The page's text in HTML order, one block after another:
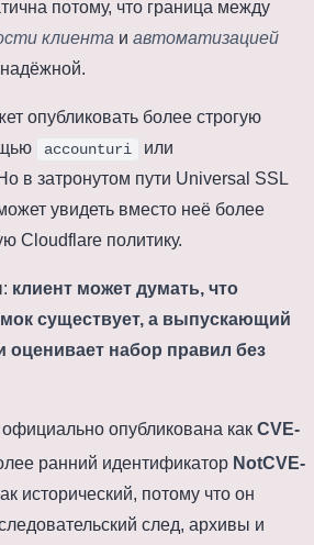
потому, что граница между
клиента и автоматизацией
опубликовать более строгую
accounturi или
в затронутом пути Universal SSL
увидеть вместо неё более
Cloudflare политику.
клиент может думать, что
существует, а выпускающий
оценивает набор правил без
опубликована как CVE-
ранний идентификатор NotCVE-
исторический, потому что он
след, архивы и